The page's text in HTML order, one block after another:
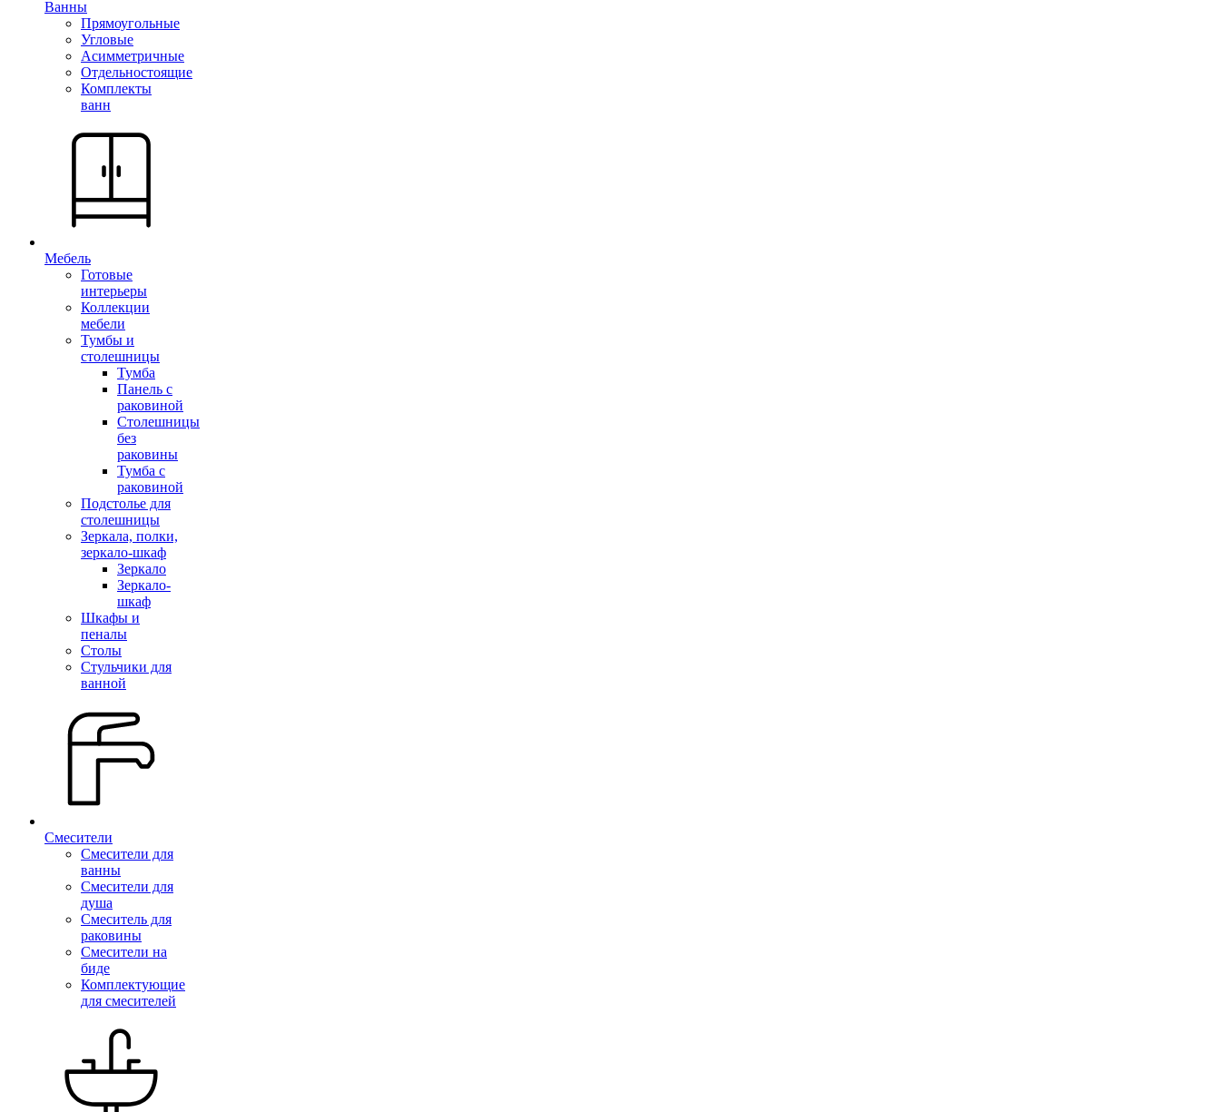
Ванны
Прямоугольные
Угловые
Асимметричные
Отдельностоящие
Комплекты
ванн
Мебель
Готовые
интерьеры
Коллекции
мебели
Тумбы и
столешницы
Тумба
Панель с
раковиной
Столешницы
без
раковины
Тумба с
раковиной
Подстолье для
столешницы
Зеркала, полки,
зеркало-шкаф
Зеркало
Зеркало-
шкаф
Шкафы и
пеналы
Столы
Стульчики для
ванной
Смесители
Смесители для
ванны
Смесители для
душа
Смеситель для
раковины
Смесители на
биде
Комплектующие
для смесителей